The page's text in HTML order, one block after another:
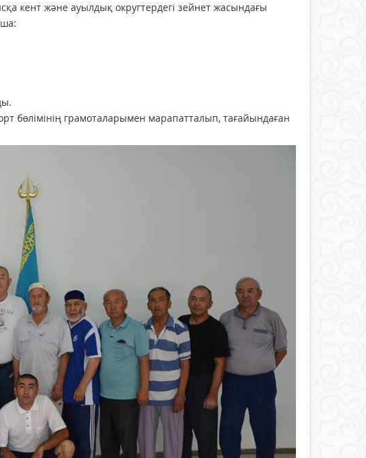
кент және ауылдық округтердегі зейнет жасындағы
бөлімінің грамоталарымен марапатталып, тағайындаған